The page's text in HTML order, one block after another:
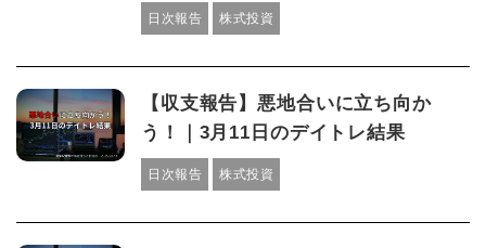
日次報告 株式投資
【収支報告】悪地合いに立ち向か
う！｜3月11日のデイトレ結果
日次報告 株式投資